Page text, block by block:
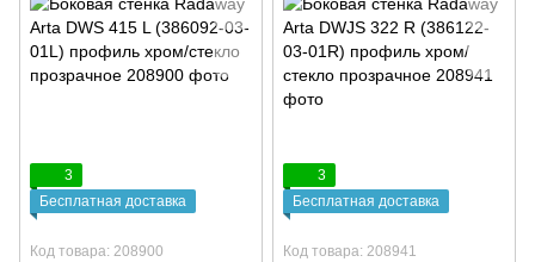
3
Бесплатная доставка
Код товара: 208900
3
Бесплатная доставка
Код товара: 208941